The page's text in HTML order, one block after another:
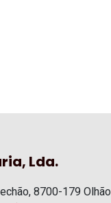
Lda.
8700-179 Olhão